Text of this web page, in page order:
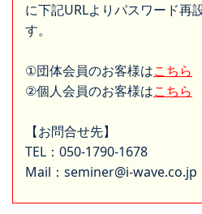
に下記URLよりパスワード再
す。
①団体会員のお客様はこちら
②個人会員のお客様はこちら
【お問合せ先】
TEL：050-1790-1678
Mail：seminer@i-wave.co.jp